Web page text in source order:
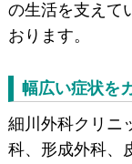
の生活を支えて
おります。
幅広い症状を
細川外科クリニ
科、形成外科、